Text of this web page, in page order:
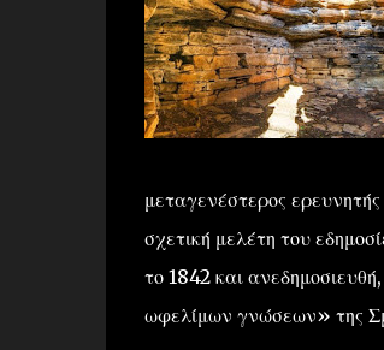
μεταγενέστερος
σχετική μελέτη του
το 1842 και
ωφελίμων γνώσεων» της